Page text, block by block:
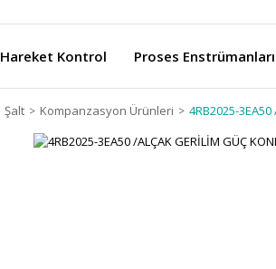
Hareket Kontrol Proses Enstrümanları
Şalt Kompanzasyon Ürünleri 4RB2025-3EA50